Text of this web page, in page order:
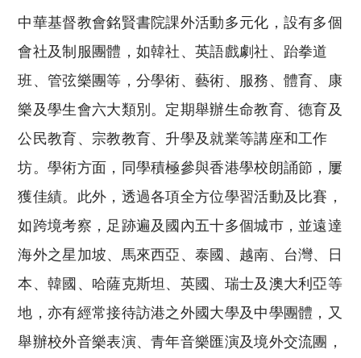
中華基督教會銘賢書院課外活動多元化，設有多個
會社及制服團體，如韓社、英語戲劇社、跆拳道
班、管弦樂團等，分學術、藝術、服務、體育、康
樂及學生會六大類別。定期舉辦生命教育、德育及
公民教育、宗教教育、升學及就業等講座和工作
坊。學術方面，同學積極參與香港學校朗誦節，屢
獲佳績。此外，透過各項全方位學習活動及比賽，
如跨境考察，足跡遍及國內五十多個城巿，並遠達
海外之星加坡、馬來西亞、泰國、越南、台灣、日
本、韓國、哈薩克斯坦、英國、瑞士及澳大利亞等
地，亦有經常接待訪港之外國大學及中學團體，又
舉辦校外音樂表演、青年音樂匯演及境外交流團，